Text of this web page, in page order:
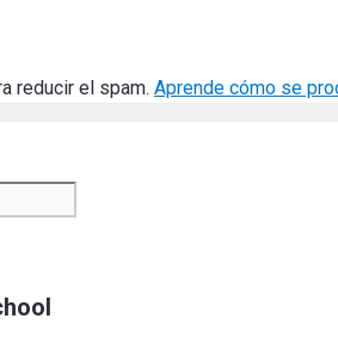
reducir el spam. Aprende cómo se
l